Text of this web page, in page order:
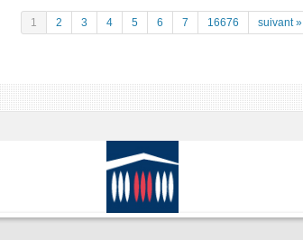
1 2 3 4 5 6 7 16676 suivant »